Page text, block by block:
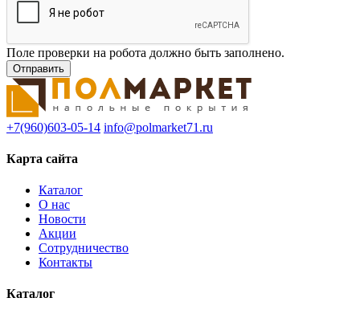
Поле проверки на робота должно быть заполнено.
+7(960)603-05-14 info@polmarket71.ru
Карта сайта
Каталог
О нас
Новости
Акции
Сотрудничество
Контакты
Каталог